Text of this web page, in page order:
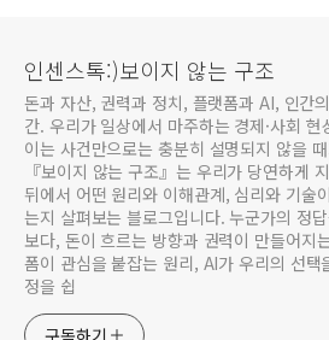
인센스톡:)보이지 않는 구조
돈과 자산, 권력과 정치, 플랫폼과 AI, 인간
간. 우리가 일상에서 마주하는 경제·사회 현
이는 사건만으로는 충분히 설명되지 않을
『보이지 않는 구조』는 우리가 당연하게
뒤에서 어떤 원리와 이해관계, 심리와 기술
는지 살펴보는 블로그입니다. 누군가의 정
보다, 돈이 흐르는 방향과 권력이 만들어지
폼이 관심을 붙잡는 원리, AI가 우리의 선택
정을 쉽